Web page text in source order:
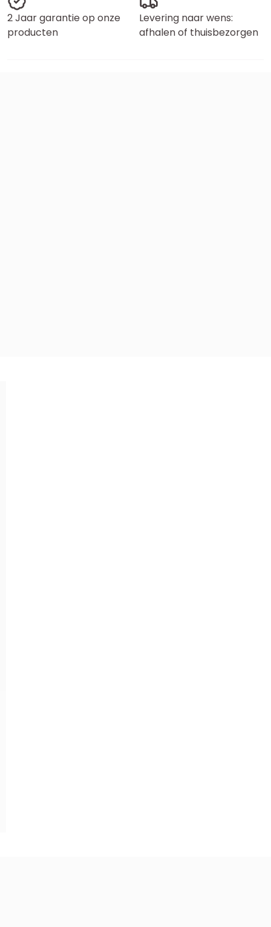
2 Jaar garantie op onze
producten
Levering naar wens:
afhalen of thuisbezorgen